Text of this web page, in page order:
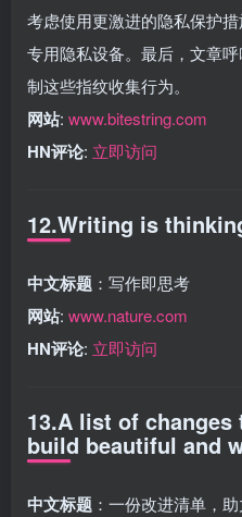
考虑使用更激进的隐私保护
专用隐私设备。最后，文章
制这些指纹收集行为。
网站: www.bitestring.com
HN评论: 立即访问
12.Writing is
中文标题 ：写作即思考
网站: www.nature.com
HN评论: 立即访问
13.A list of
build beautiful and
中文标题 ：一份改进清单，